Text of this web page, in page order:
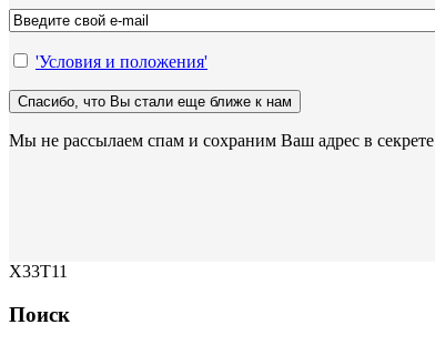
'Условия и положения'
Мы не рассылаем спам и сохраним Ваш адрес в секрете
X33T11
Поиск